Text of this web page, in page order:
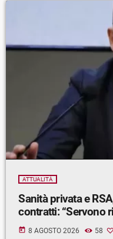
ATTUALITÀ
Sanità privata e
contratti: “Servono
today 8 AGOSTO 2026 58